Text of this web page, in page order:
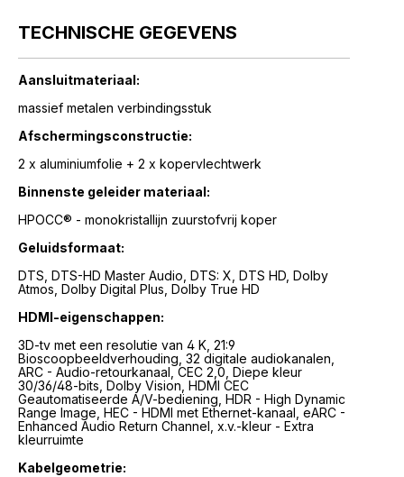
TECHNISCHE GEGEVENS
Aansluitmateriaal:
massief metalen verbindingsstuk
Afschermingsconstructie:
2 x aluminiumfolie + 2 x kopervlechtwerk
Binnenste geleider materiaal:
HPOCC® - monokristallijn zuurstofvrij koper
Geluidsformaat:
DTS, DTS-HD Master Audio, DTS: X, DTS HD, Dolby
Atmos, Dolby Digital Plus, Dolby True HD
HDMI-eigenschappen:
3D-tv met een resolutie van 4 K, 21:9
Bioscoopbeeldverhouding, 32 digitale audiokanalen,
ARC - Audio-retourkanaal, CEC 2,0, Diepe kleur
30/36/48-bits, Dolby Vision, HDMI CEC
Geautomatiseerde A/V-bediening, HDR - High Dynamic
Range Image, HEC - HDMI met Ethernet-kanaal, eARC -
Enhanced Audio Return Channel, x.v.-kleur - Extra
kleurruimte
Kabelgeometrie: